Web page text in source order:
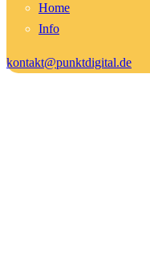
Home
Info
kontakt@punktdigital.de